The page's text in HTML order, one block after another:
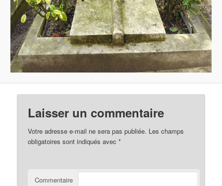
Laisser un commentaire
Votre adresse e-mail ne sera pas publiée. Les champs
obligatoires sont indiqués avec*
Commentaire